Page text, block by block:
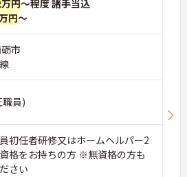
円～程度 諸手当込
円～
市
員)
初任者研修又はホームヘルパー2
格をお持ちの方 ※無資格の方も
さい